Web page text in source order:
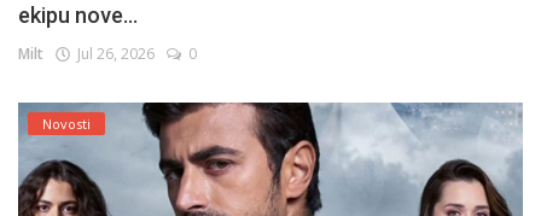
ekipu nove...
Milt Jul 26, 2026 0
Novosti